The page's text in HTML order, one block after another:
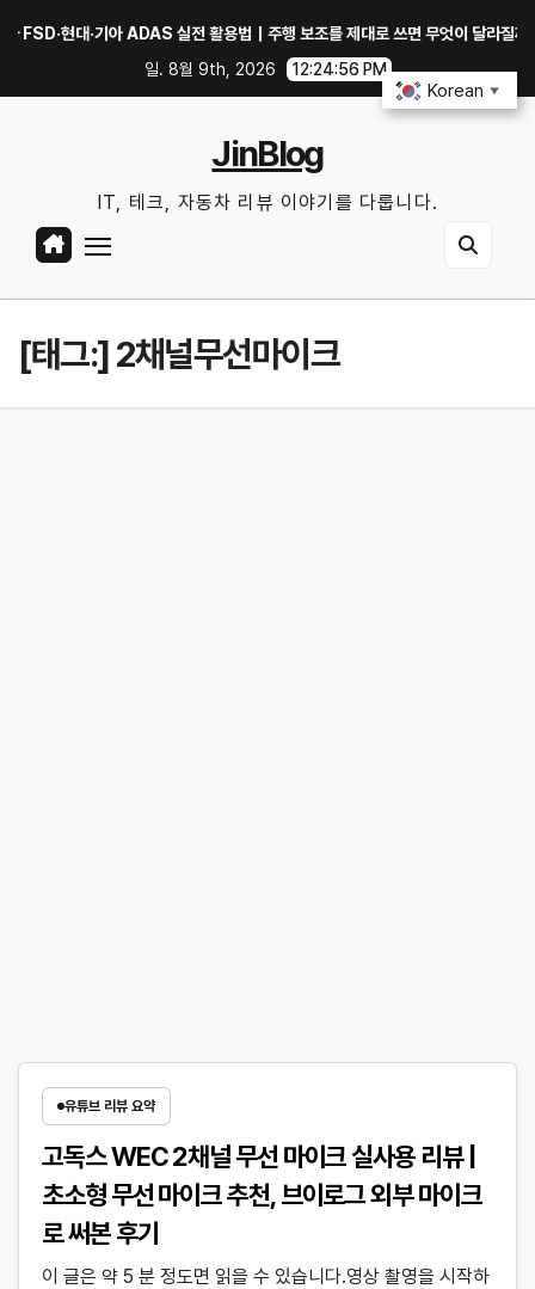
현대·기아 ADAS 실전 활용법｜주행 보조를 제대로 쓰면 무엇이 달라질까?
일. 8월 9th, 2026
12:24:57 PM
JinBlog
IT, 테크, 자동차 리뷰 이야기를 다룹니다.
[태그:]2채널무선마이크
유튜브 리뷰 요약
고독스 WEC 2채널 무선 마이크 실사용 리뷰 |
초소형 무선 마이크 추천, 브이로그 외부 마이크
로 써본 후기
이 글은 약 5 분 정도면 읽을 수 있습니다.영상 촬영을 시작하
Korean ▼